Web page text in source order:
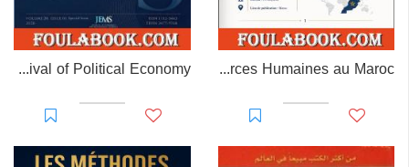
MAROC RH – Gestion des Ressources Humaines au Maroc
The Missing Measure: A Contribution to the Revival of Political Economy